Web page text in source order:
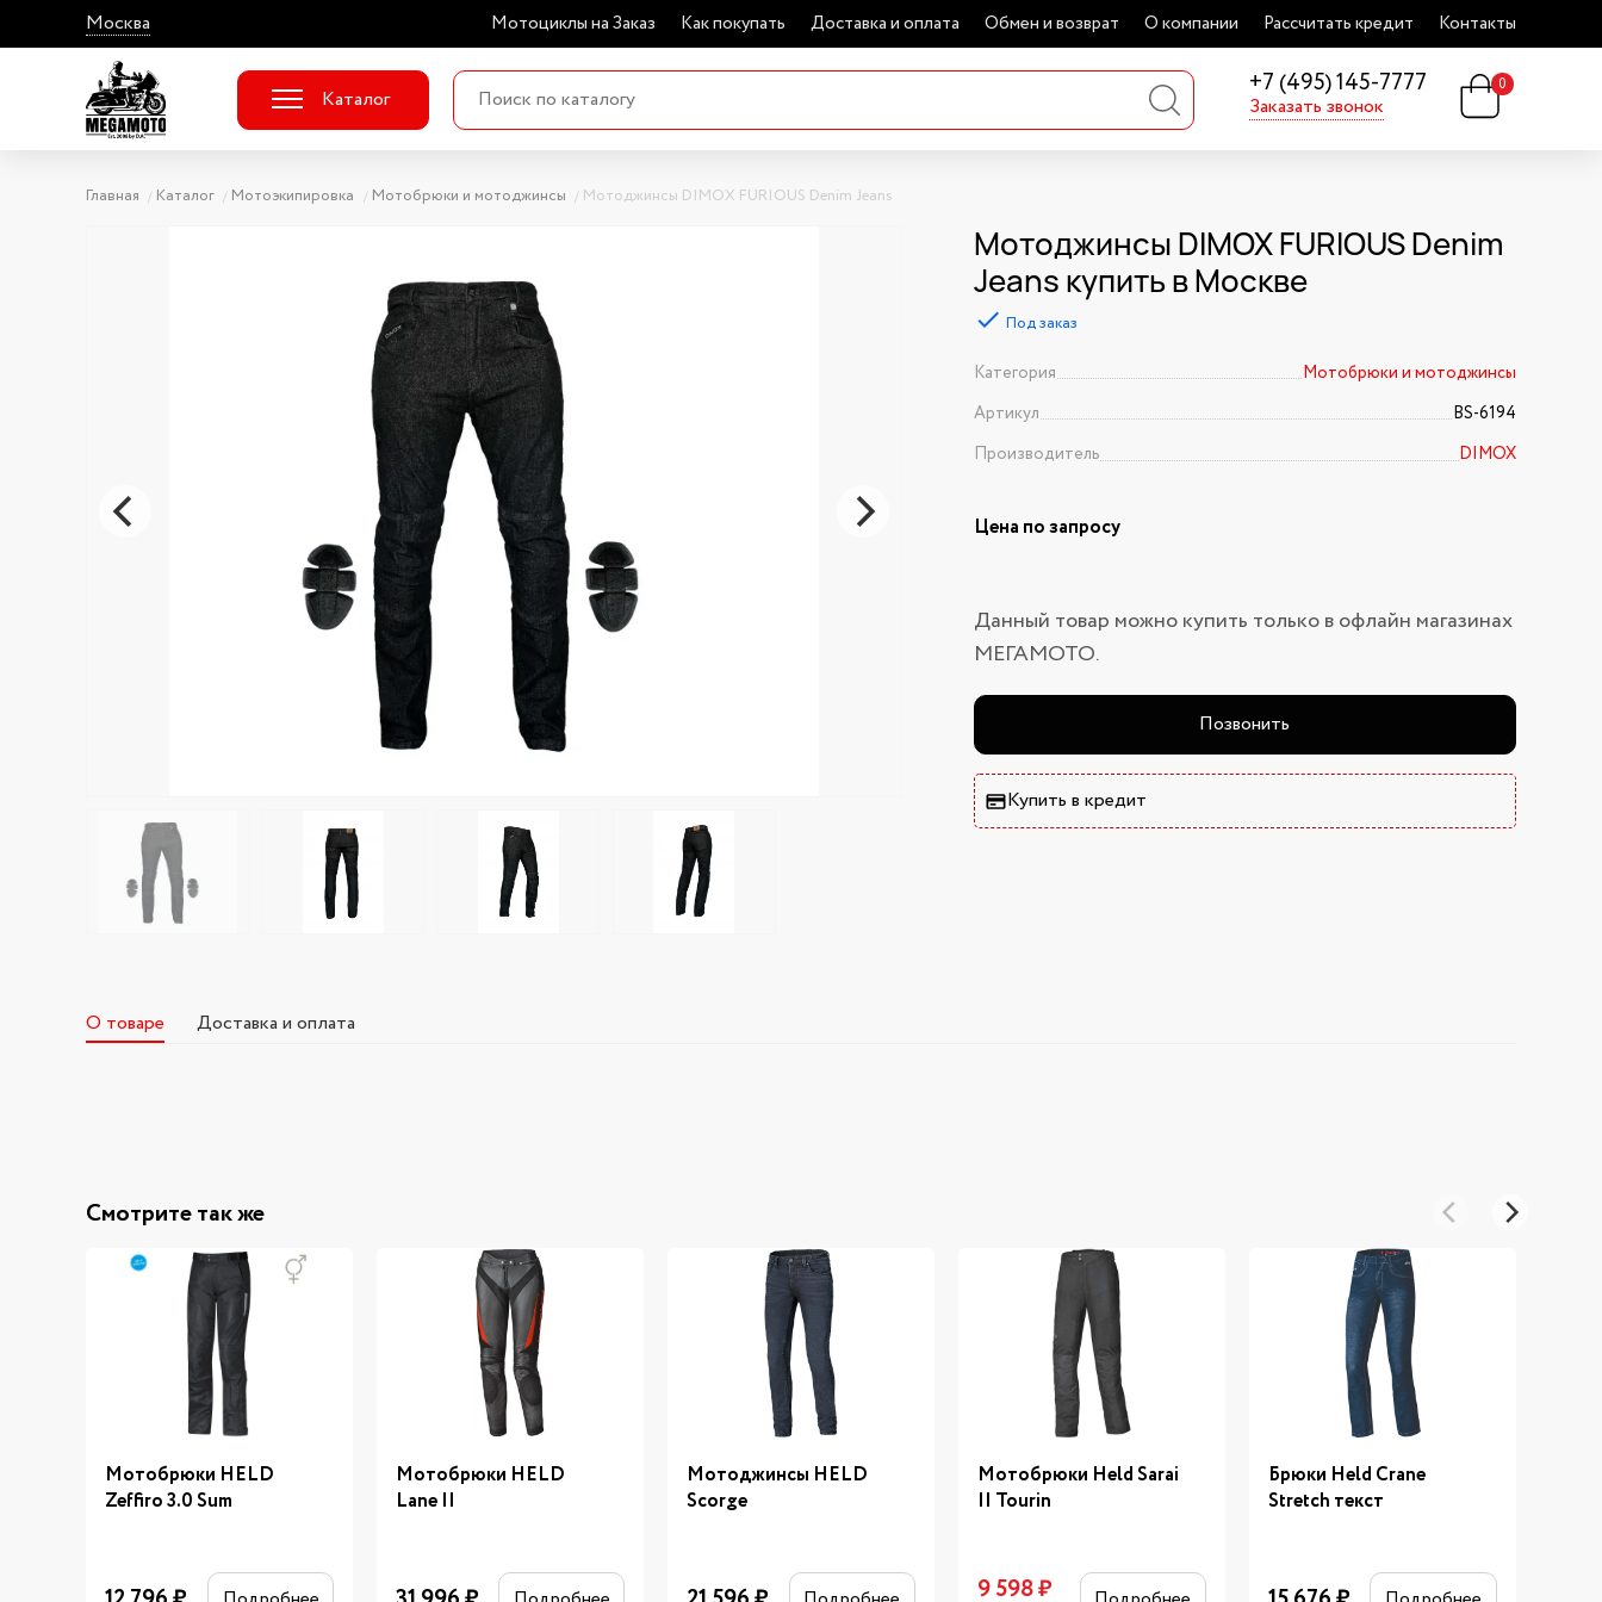
Москва Мотоциклы на Заказ Как покупать Доставка и оплата Обмен и возврат О компании Рассчитать кредит Контакты
+7 (495) 145-7777
Заказать звонок
Каталог
0
Главная Каталог Мотоэкипировка Мотобрюки и мотоджинсы Мотоджинсы DIMOX FURIOUS Denim Jeans
Мотоджинсы DIMOX FURIOUS Denim
Jeans купить в Москве
Под заказ
Категория
Мотобрюки и мотоджинсы
Артикул
BS-6194
Производитель
DIMOX
Цена по запросу
Данный товар можно купить только в офлайн магазинах
МЕГАМОТО.
Позвонить
Купить в кредит
О товаре Доставка и оплата
Смотрите так же
Мотобрюки HELD
Zeffiro 3.0 Sum
Мотобрюки HELD
Lane II
Мотоджинсы HELD
Scorge
Мотобрюки Held Sarai
II Tourin
9 598₽
Брюки Held Crane
Stretch текст